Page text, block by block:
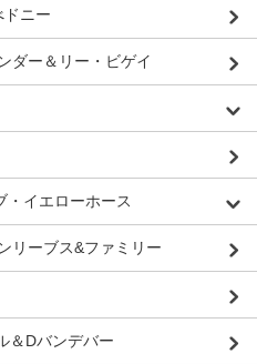
ドニー
ダー＆リー・ビゲイ
・イエローホース
リーブス&ファミリー
＆Dバンデバー